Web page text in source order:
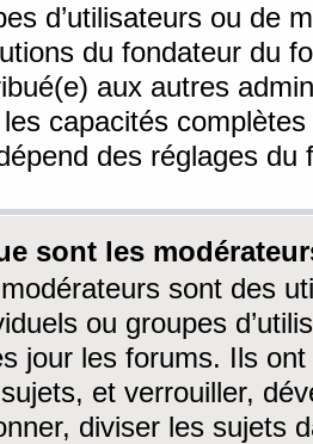
d’utilisateurs ou de
du fondateur du
aux autres
capacités
des réglages du
sont les
sont des
ou groupes
jour les forums. Ils ont
et verrouiller,
diviser les sujets